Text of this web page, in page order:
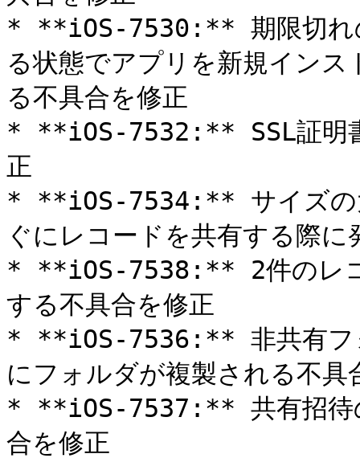
* **iOS-7530:** 期限切れ
る状態でアプリを新規イン
る不具合を修正
* **iOS-7532:** SSL証明書
正
* **iOS-7534:** サイズの
ぐにレコードを共有する際
* **iOS-7538:** 2件のレコ
する不具合を修正
* **iOS-7536:** 非共有フ
にフォルダが複製される不具
* **iOS-7537:** 共有招待
合を修正